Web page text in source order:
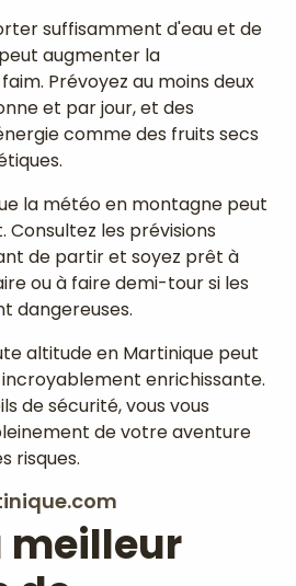
suffisamment d'eau et de
augmenter la
Prévoyez au moins deux
et par jour, et des
comme des fruits secs
la météo en montagne peut
les prévisions
de partir et soyez prêt à
ou à faire demi-tour si les
dangereuses.
altitude en Martinique peut
enrichissante.
de sécurité, vous vous
de votre aventure
risques.
meilleur